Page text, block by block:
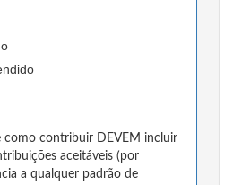
como contribuir DEVEM incluir
aceitáveis (por
a qualquer padrão de